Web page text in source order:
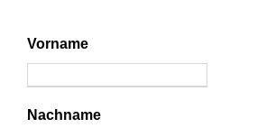
Vorname
Nachname